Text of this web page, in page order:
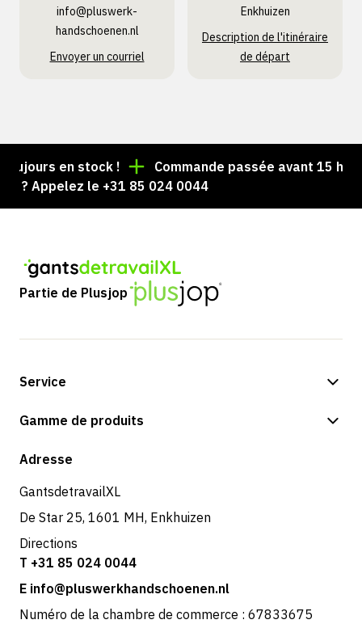
info@pluswerk­
handschoenen.nl
Envoyer un courriel
Enkhuizen
Description de l'itinéraire
de départ
en stock !
Commande passée avant 15 h =
Appelez le +31 85 024 0044
Partie de Plusjop
Service
Options de paiement
Retours et service
Gamme de produits
Boutique
Adresse
GantsdetravailXL
De Star 25, 1601 MH, Enkhuizen
Directions
T +31 85 024 0044
E info@pluswerkhandschoenen.nl
Numéro de la chambre de commerce : 67833675